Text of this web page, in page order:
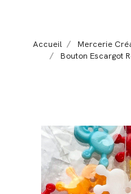
Accueil Mercerie
Bouton Escargot